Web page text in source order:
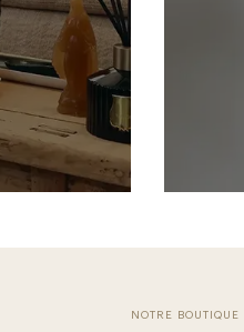
NOTRE BOUTIQUE